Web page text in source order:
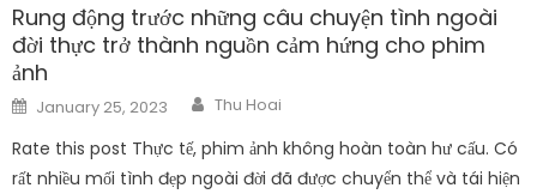
Rung động trước những câu chuyện tình ngoài
đời thực trở thành nguồn cảm hứng cho phim
ảnh
Posted
on
January 25, 2023 Author
Thu Hoai
Rate this post Thực tế, phim ảnh không hoàn toàn hư cấu. Có
rất nhiều mối tình đẹp ngoài đời đã được chuyển thể và tái hiện